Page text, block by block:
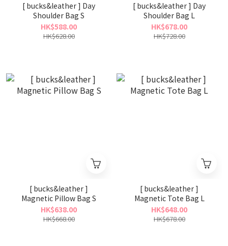
[ bucks&leather ] Day
Shoulder Bag S
HK$588.00
HK$628.00
[ bucks&leather ] Day
Shoulder Bag L
HK$678.00
HK$728.00
[ bucks&leather ]
Magnetic Pillow Bag S
HK$638.00
HK$668.00
[ bucks&leather ]
Magnetic Tote Bag L
HK$648.00
HK$678.00